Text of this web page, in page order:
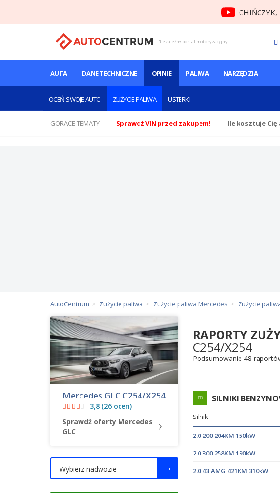
CHIŃCZYK,
Niezależny portal motoryzacyjny
AUTA DANE TECHNICZNE OPINIE
OCEŃ SWOJE AUTO ZUŻYCIE PALIWA USTERKI
PALIWA NARZĘDZIA
GORĄCE TEMATY Sprawdź VIN przed zakupem! Ile kosztuje Cię
AutoCentrum Zużycie paliwa Zużycie paliwa Mercedes Zużycie
RAPORTY
C254/X254
Podsumowanie 48
PB SILNIKI
Silnik
2.0 200 204KM 150kW
2.0 300 258KM 190kW
2.0 43 AMG 421KM 310kW
Mercedes GLC C254/X254
3,8 (26 ocen)
Sprawdź oferty Mercedes
GLC
Wybierz nadwozie